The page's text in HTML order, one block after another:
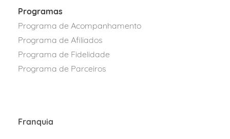
Programas
Programa de Acompanhamento
Programa de Afiliados
Programa de Fidelidade
Programa de Parceiros
Franquia